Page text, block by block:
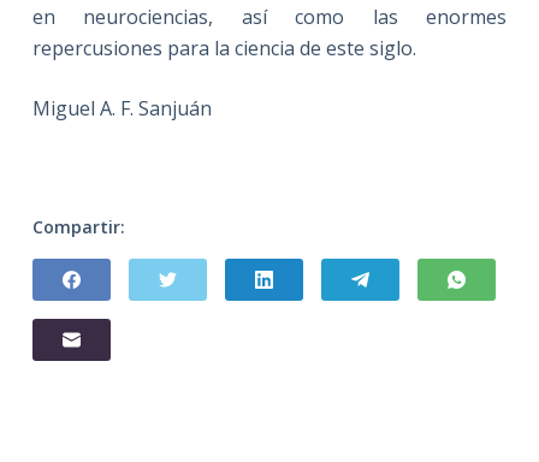
en neurociencias, así como las enormes
repercusiones para la ciencia de este siglo.
Miguel A. F. Sanjuán
Compartir: